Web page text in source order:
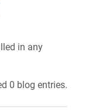
in any
0 blog entries.